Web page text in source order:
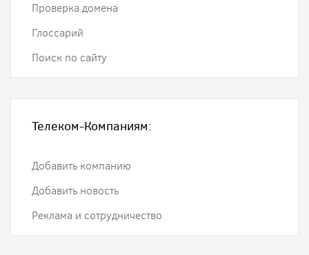
Проверка домена
Глоссарий
Поиск по сайту
Телеком-Компаниям:
Добавить компанию
Добавить новость
Реклама и сотрудничество